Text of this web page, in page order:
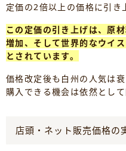
定価の2倍以上の価格に引き
この定価の引き上げは、原
増加、そして世界的なウイ
とされています。
価格改定後も白州の人気は
購入できる機会は依然として
店頭・ネット販売価格の